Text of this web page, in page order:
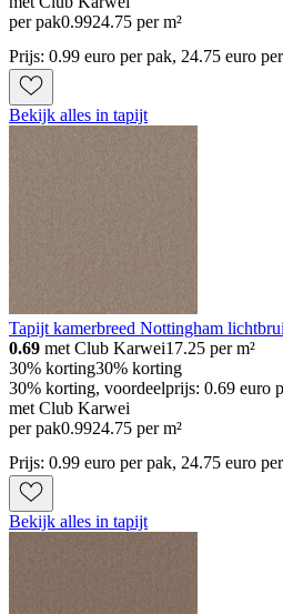
per pak0.9924.75 per m²
Prijs: 0.99 euro per pak, 24.75 euro
Bekijk alles in tapijt
Tapijt kamerbreed Nottingham
0.69 met Club Karwei17.25 per m²
30% korting30% korting
30% korting, voordeelprijs: 0.69 euro
met Club Karwei
per pak0.9924.75 per m²
Prijs: 0.99 euro per pak, 24.75 euro
Bekijk alles in tapijt